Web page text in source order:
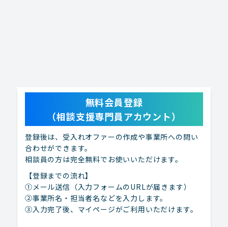
無料会員登録
（相談⽀援専⾨員アカウント）
登録後は、受入れオファーの作成や事業所への問い
合わせができます。
相談員の方は完全無料でお使いいただけます。
【登録までの流れ】
①メール送信（入力フォームのURLが届きます）
②事業所名・担当者名などを入力します。
③入力完了後、マイページがご利用いただけます。